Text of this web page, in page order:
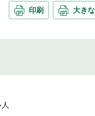
印刷 大き